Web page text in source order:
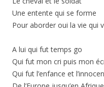
Une entente qui se forme
Pour aborder oui la vie qui
A lui qui fut temps go
Qui fut mon cri puis mon
Qui fut l’enfance et